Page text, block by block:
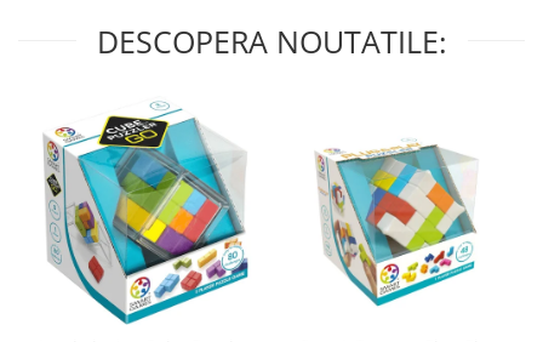
DESCOPERA NOUTATILE: